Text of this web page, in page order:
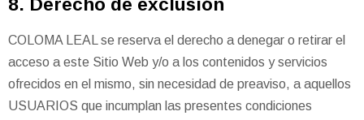
COLOMA LEAL se reserva el derecho a denegar o retirar el
acceso a este Sitio Web y/o a los contenidos y servicios
ofrecidos en el mismo, sin necesidad de preaviso, a aquellos
USUARIOS que incumplan las presentes condiciones